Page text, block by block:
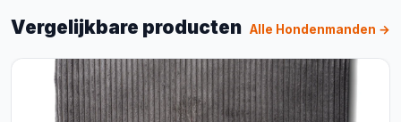
Vergelijkbare producten Alle Hondenmanden →